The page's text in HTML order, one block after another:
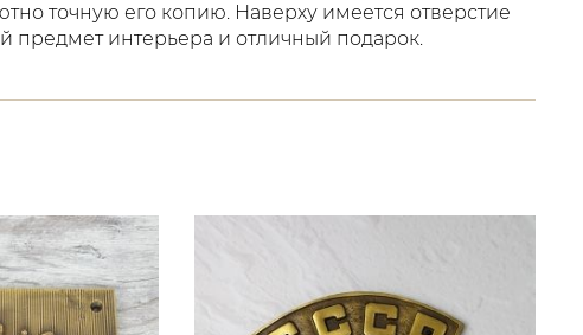
точную его копию. Наверху имеется отверстие
предмет интерьера и отличный подарок.